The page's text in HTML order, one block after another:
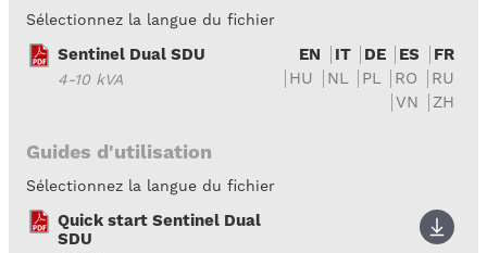
Sélectionnez la langue du fichier
Sentinel Dual SDU
4-10 kVA
EN IT DE ES
FR
HU
NL PL RO
RU
VN
ZH
Guides d'utilisation
Sélectionnez la langue du fichier
Quick start Sentinel Dual
SDU